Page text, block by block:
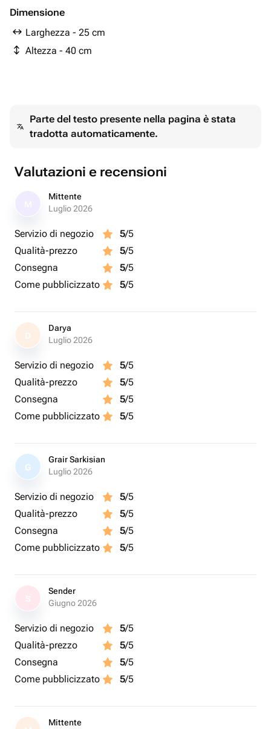
Dimensione
Larghezza - 25 cm
Altezza - 40 cm
Parte del testo presente nella pagina è stata
tradotta automaticamente.
Valutazioni e recensioni
Mittente
Luglio 2026
Servizio di negozio 5/5
Qualità-prezzo
5/5
Consegna
5/5
Come pubblicizzato
5/5
D
Darya
Luglio 2026
Servizio di negozio 5/5
Qualità-prezzo
5/5
Consegna
5/5
Come pubblicizzato
5/5
G
Grair Sarkisian
Luglio 2026
Servizio di negozio 5/5
Qualità-prezzo
5/5
Consegna
5/5
Come pubblicizzato
5/5
Sender
Giugno 2026
Servizio di negozio 5/5
Qualità-prezzo
5/5
Consegna
5/5
Come pubblicizzato
5/5
Mittente